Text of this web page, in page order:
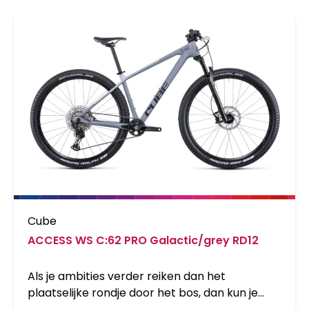
Cube
ACCESS WS C:62 PRO Galactic/grey RD12
Als je ambities verder reiken dan het
plaatselijke rondje door het bos, dan kun je